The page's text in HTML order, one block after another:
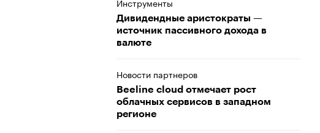
Дивидендные аристократы —
источник пассивного дохода в
валюте
Новости партнеров
Beeline cloud отмечает рост
облачных сервисов в западном
регионе